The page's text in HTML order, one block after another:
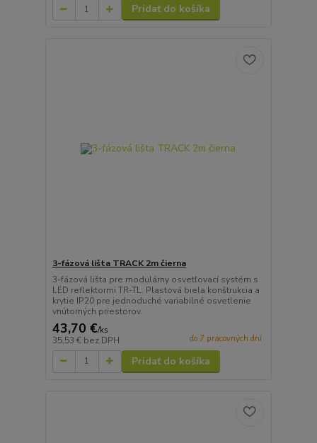
Pridať do košíka
3-fázová lišta TRACK 2m čierna
3-fázová lišta pre modulárny osvetľovací systém s
LED reflektormi TR-TL. Plastová biela konštrukcia a
krytie IP20 pre jednoduché variabilné osvetlenie
vnútorných priestorov.
43,70 €/ks
35,53 € bez DPH do 7 pracovných dní
Pridať do košíka